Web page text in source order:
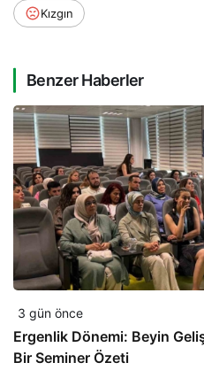
Kızgın
Benzer Haberler
3 gün önce
Ergenlik Dönemi: Beyin
Bir Seminer Özeti